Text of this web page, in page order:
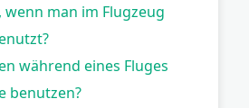
wenn man im Flugzeug
während eines Fluges
benutzen?